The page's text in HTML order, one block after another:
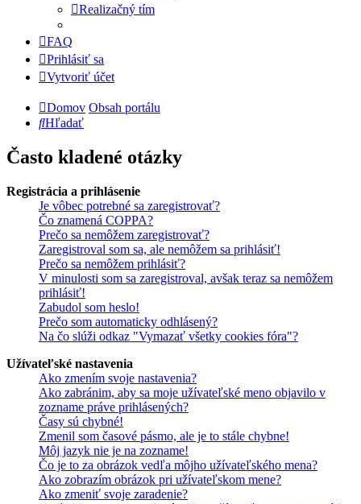
Realizačný tím
FAQ
Prihlásiť sa
Vytvoriť účet
Domov Obsah portálu
Hľadať
Často kladené otázky
Registrácia a prihlásenie
Je vôbec potrebné sa zaregistrovať?
Čo znamená COPPA?
Prečo sa nemôžem zaregistrovať?
Zaregistroval som sa, ale nemôžem sa prihlásiť!
Prečo sa nemôžem prihlásiť?
V minulosti som sa zaregistroval, avšak teraz sa nemôžem
prihlásiť!
Zabudol som heslo!
Prečo som automaticky odhlásený?
Na čo slúži odkaz "Vymazať všetky cookies fóra"?
Užívateľské nastavenia
Ako zmením svoje nastavenia?
Ako zabránim, aby sa moje užívateľské meno objavilo v
zozname práve prihlásených?
Časy sú chybné!
Zmenil som časové pásmo, ale je to stále chybne!
Môj jazyk nie je na zozname!
Čo je to za obrázok vedľa môjho užívateľského mena?
Ako zobrazím obrázok pri užívateľskom mene?
Ako zmeniť svoje zaradenie?